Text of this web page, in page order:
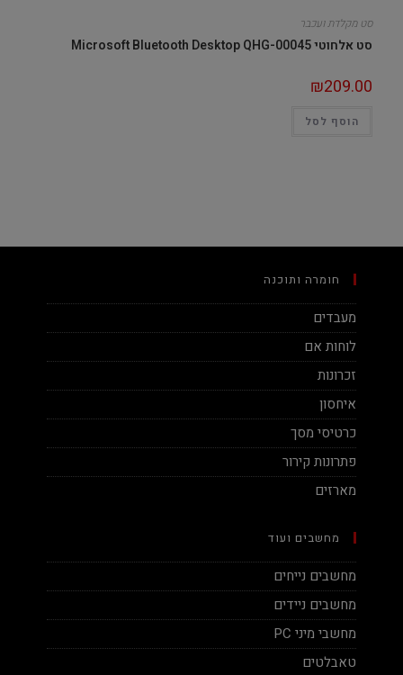
סט מקלדת ועכבר
סט אלחוטי Microsoft Bluetooth Desktop QHG-00045
₪209.00
הוסף לסל
חומרה ותוכנה
מעבדים
לוחות אם
זכרונות
איחסון
כרטיסי מסך
פתרונות קירור
מארזים
מחשבים ועוד
מחשבים נייחים
מחשבים ניידים
מחשבי מיני PC
טאבלטים